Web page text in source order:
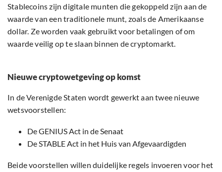
Stablecoins zijn digitale munten die gekoppeld zijn aan de
waarde van een traditionele munt, zoals de Amerikaanse
dollar. Ze worden vaak gebruikt voor betalingen of om
waarde veilig op te slaan binnen de cryptomarkt.
Nieuwe cryptowetgeving op komst
In de Verenigde Staten wordt gewerkt aan twee nieuwe
wetsvoorstellen:
De GENIUS Act in de Senaat
De STABLE Act in het Huis van Afgevaardigden
Beide voorstellen willen duidelijke regels invoeren voor het